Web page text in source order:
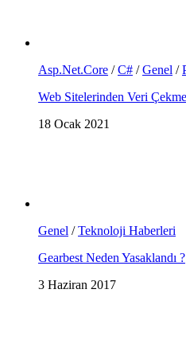
Asp.Net.Core /C# /Genel /
Web Sitelerinden Veri
18 Ocak 2021
Genel /Teknoloji Haberleri
Gearbest Neden Yasaklandı ?
3 Haziran 2017